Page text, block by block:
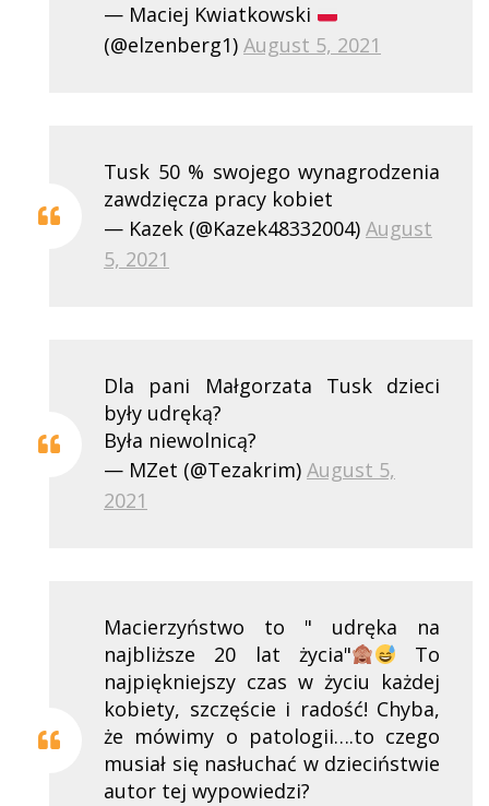
— Maciej Kwiatkowski
(@elzenberg1) August 5, 2021
Tusk 50 % swojego wynagrodzenia
zawdzięcza pracy kobiet
— Kazek (@Kazek48332004) August
5, 2021
Dla pani Małgorzata Tusk dzieci
były udręką?
Była niewolnicą?
— MZet (@Tezakrim) August 5,
2021
Macierzyństwo to " udręka na
najbliższe 20 lat życia"
To
najpiękniejszy czas w życiu każdej
kobiety, szczęście i radość! Chyba,
że mówimy o patologii….to czego
musiał się nasłuchać w dzieciństwie
autor tej wypowiedzi?